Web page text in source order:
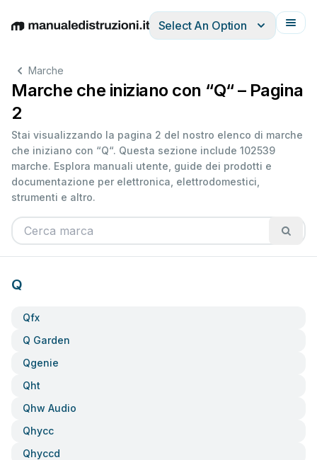
EnglishDeutschEspañolItalianoFrançais
Select An Option
Marche
Marche che iniziano con “Q“ – Pagina
2
Stai visualizzando la pagina 2 del nostro elenco di marche
che iniziano con “Q“. Questa sezione include 102539
marche. Esplora manuali utente, guide dei prodotti e
documentazione per elettronica, elettrodomestici,
strumenti e altro.
Q
Qfx
Q Garden
Qgenie
Qht
Qhw Audio
Qhycc
Qhyccd